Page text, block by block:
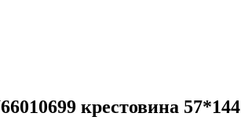
крестовина 57*144